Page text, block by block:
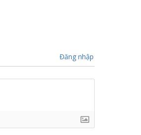
Đăng nhập